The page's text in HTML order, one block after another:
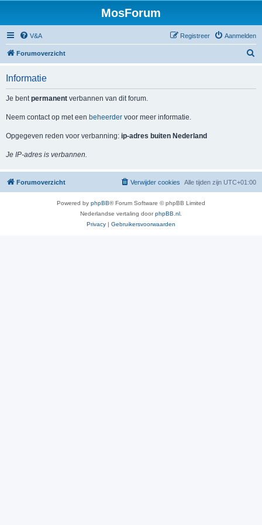
MosForum
V&A Aanmelden
Registreer
Forumoverzicht
Informatie
Je bentpermanent verbannen van dit forum.
Neem contact op met een beheerder voor meer informatie.
Opgegeven reden voor verbanning: ip-adres buiten Nederland
Je IP-adres is verbannen.
Forumoverzicht Alle tijden zijn UTC+01:00
Verwijder cookies
Powered by phpBB® Forum Software © phpBB Limited
Nederlandse vertaling doorphpBB.nl
Privacy | Gebruikersvoorwaarden